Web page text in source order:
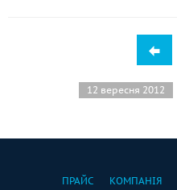
12 вересня 2012
ПРАЙС КОМПАНІЯ